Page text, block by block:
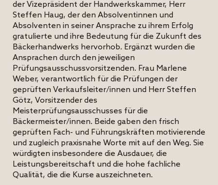
der Vizepräsident der Handwerkskammer, Herr
Steffen Haug, der den Absolventinnen und
Absolventen in seiner Ansprache zu ihrem Erfolg
gratulierte und ihre Bedeutung für die Zukunft des
Bäckerhandwerks hervorhob. Ergänzt wurden die
Ansprachen durch den jeweiligen
Prüfungsausschussvorsitzenden. Frau Marlene
Weber, verantwortlich für die Prüfungen der
geprüften Verkaufsleiter/innen und Herr Steffen
Götz, Vorsitzender des
Meisterprüfungsausschusses für die
Bäckermeister/innen. Beide gaben den frisch
geprüften Fach- und Führungskräften motivierende
und zugleich praxisnahe Worte mit auf den Weg. Sie
würdigten insbesondere die Ausdauer, die
Leistungsbereitschaft und die hohe fachliche
Qualität, die die Kurse auszeichneten.